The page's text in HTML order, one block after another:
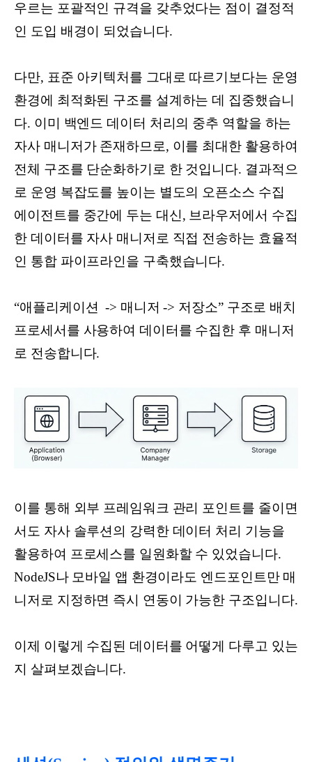
우르는 포괄적인 규격을 갖추었다는 점이 결정적
인 도입 배경이 되었습니다.
다만, 표준 아키텍처를 그대로 따르기보다는 운영
환경에 최적화된 구조를 설계하는 데 집중했습니
다. 이미 백엔드 데이터 처리의 중추 역할을 하는
자사 매니저가 존재하므로, 이를 최대한 활용하여
전체 구조를 단순화하기로 한 것입니다. 결과적으
로 운영 복잡도를 높이는 별도의 오픈소스 수집
에이전트를 중간에 두는 대신, 브라우저에서 수집
한 데이터를 자사 매니저로 직접 전송하는 효율적
인 통합 파이프라인을 구축했습니다.
“애플리케이션 -> 매니저 -> 저장소” 구조로 배치
프로세서를 사용하여 데이터를 수집한 후 매니저
로 전송합니다.
이를 통해 외부 프레임워크 관리 포인트를 줄이면
서도 자사 솔루션의 강력한 데이터 처리 기능을
활용하여 프로세스를 일원화할 수 있었습니다.
NodeJS나 모바일 앱 환경이라도 엔드포인트만 매
니저로 지정하면 즉시 연동이 가능한 구조입니다.
이제 이렇게 수집된 데이터를 어떻게 다루고 있는
지 살펴보겠습니다.